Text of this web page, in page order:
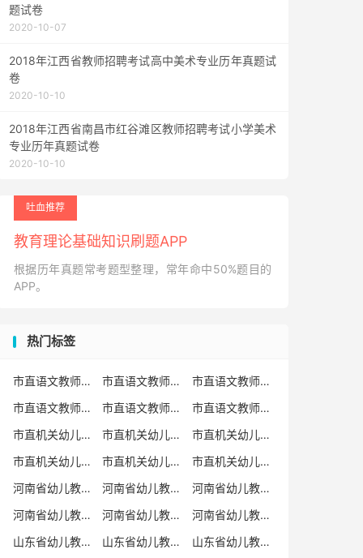
题试卷
2020-10-07
2018年江西省教师招聘考试高中美术专业历年真题试
卷
2020-10-10
2018年江西省南昌市红谷滩区教师招聘考试小学美术
专业历年真题试卷
2020-10-10
吐血推荐
教育理论基础知识刷题APP
根据历年真题常考题型整理，常年命中50%题目的
APP。
热门标签
市直语文教师招聘 市直语文教师招聘考试真题
市直语文教师招聘考试真题卷
市直语文教师编制考试真题
市直语文教师编制考试真题卷
市直语文教师考试
市直机关幼儿教师招聘
市直机关幼儿教师考试
市直机关幼儿教师招聘考试真题
市直机关幼儿教师招聘考试真题卷
市直机关幼儿教师编制考试真题卷
市直机关幼儿教师编制考试真题
河南省幼儿教师招聘
河南省幼儿教师考试
河南省幼儿教师招聘考试真题
河南省幼儿教师招聘考试真题卷
河南省幼儿教师编制考试真题
河南省幼儿教师编制考试真题卷
山东省幼儿教师招聘
山东省幼儿教师考试
山东省幼儿教师招聘考试真题